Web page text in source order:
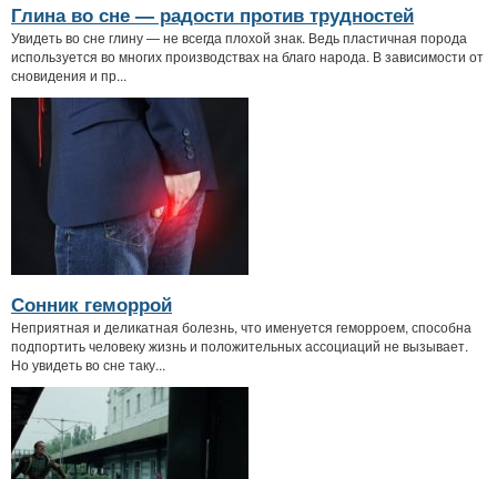
Глина во сне — радости против трудностей
Увидеть во сне глину — не всегда плохой знак. Ведь пластичная порода
используется во многих производствах на благо народа. В зависимости от
сновидения и пр...
Сонник геморрой
Неприятная и деликатная болезнь, что именуется геморроем, способна
подпортить человеку жизнь и положительных ассоциаций не вызывает.
Но увидеть во сне таку...